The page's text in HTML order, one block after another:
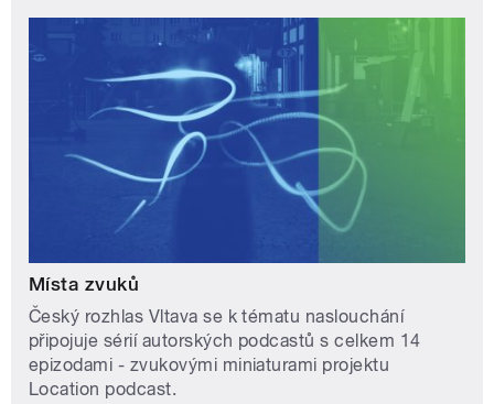
Místa zvuků
Český rozhlas Vltava se k tématu naslouchání
připojuje sérií autorských podcastů s celkem 14
epizodami - zvukovými miniaturami projektu
Location podcast.